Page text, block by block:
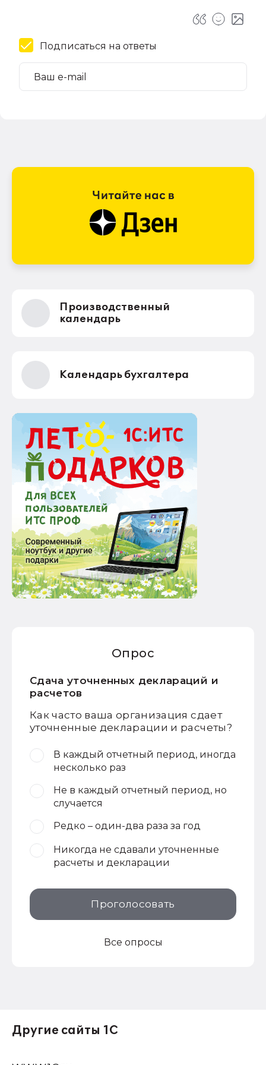
Подписаться на ответы
Производственный
календарь
Календарь бухгалтера
Опрос
Сдача уточненных деклараций и
расчетов
Как часто ваша организация сдает
уточненные декларации и расчеты?
В каждый отчетный период, иногда
несколько раз
Не в каждый отчетный период, но
случается
Редко – один-два раза за год
Никогда не сдавали уточненные
расчеты и декларации
Проголосовать
Все опросы
Другие сайты 1С